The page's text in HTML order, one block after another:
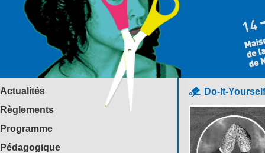
Actualités
Règlements
Programme
Pédagogique
Do-It-Yourself